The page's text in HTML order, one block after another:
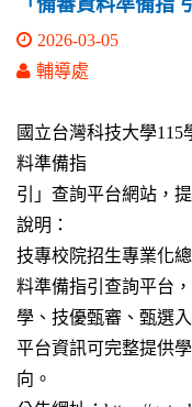
「備審資料準備指
2026-03-05
輔導處
國立台灣科技大學
料準備指
引」查詢平台網站，
說明：
技專校院招生專業化
料準備指引查詢平台
學、技優甄審、甄選
平台資訊可完整提供
向。